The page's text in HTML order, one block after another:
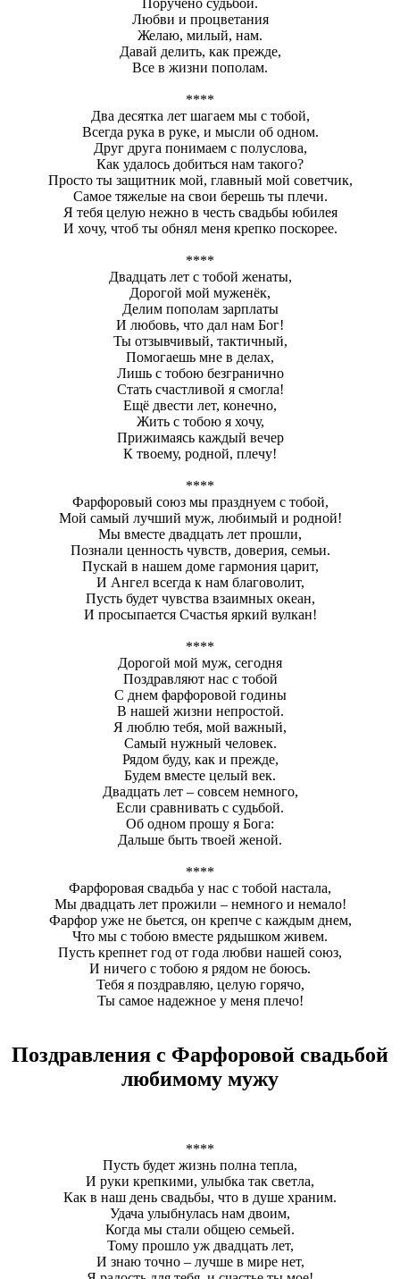
Любви и процветания
Желаю, милый, нам.
Давай делить, как прежде,
Все в жизни пополам.
****
Два десятка лет шагаем мы с тобой,
Всегда рука в руке, и мысли об одном.
Друг друга понимаем с полуслова,
Как удалось добиться нам такого?
Просто ты защитник мой, главный мой советчик,
Самое тяжелые на свои берешь ты плечи.
Я тебя целую нежно в честь свадьбы юбилея
И хочу, чтоб ты обнял меня крепко поскорее.
****
Двадцать лет с тобой женаты,
Дорогой мой муженёк,
Делим пополам зарплаты
И любовь, что дал нам Бог!
Ты отзывчивый, тактичный,
Помогаешь мне в делах,
Лишь с тобою безгранично
Стать счастливой я смогла!
Ещё двести лет, конечно,
Жить с тобою я хочу,
Прижимаясь каждый вечер
К твоему, родной, плечу!
****
Фарфоровый союз мы празднуем с тобой,
Мой самый лучший муж, любимый и родной!
Мы вместе двадцать лет прошли,
Познали ценность чувств, доверия, семьи.
Пускай в нашем доме гармония царит,
И Ангел всегда к нам благоволит,
Пусть будет чувства взаимных океан,
И просыпается Счастья яркий вулкан!
****
Дорогой мой муж, сегодня
Поздравляют нас с тобой
С днем фарфоровой годины
В нашей жизни непростой.
Я люблю тебя, мой важный,
Самый нужный человек.
Рядом буду, как и прежде,
Будем вместе целый век.
Двадцать лет – совсем немного,
Если сравнивать с судьбой.
Об одном прошу я Бога:
Дальше быть твоей женой.
****
Фарфоровая свадьба у нас с тобой настала,
Мы двадцать лет прожили – немного и немало!
Фарфор уже не бьется, он крепче с каждым днем,
Что мы с тобою вместе рядышком живем.
Пусть крепнет год от года любви нашей союз,
И ничего с тобою я рядом не боюсь.
Тебя я поздравляю, целую горячо,
Ты самое надежное у меня плечо!
Поздравления с Фарфоровой свадьбой
любимому мужу
****
Пусть будет жизнь полна тепла,
И руки крепкими, улыбка так светла,
Как в наш день свадьбы, что в душе храним.
Удача улыбнулась нам двоим,
Когда мы стали общею семьей.
Тому прошло уж двадцать лет,
И знаю точно – лучше в мире нет,